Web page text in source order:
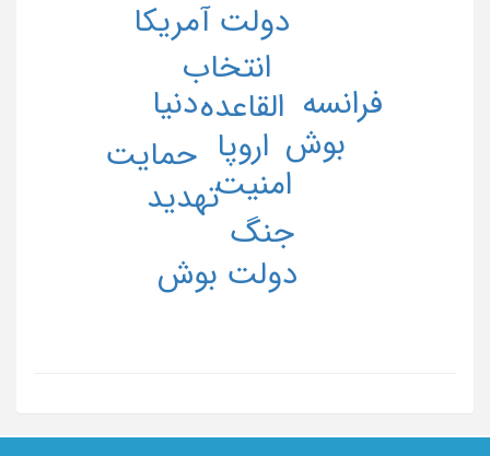
اروپا
القاعده
امنیت
انتخاب
بوش
تهدید
جنگ
حمایت
دنیا
دولت آمریکا
دولت بوش
فرانسه